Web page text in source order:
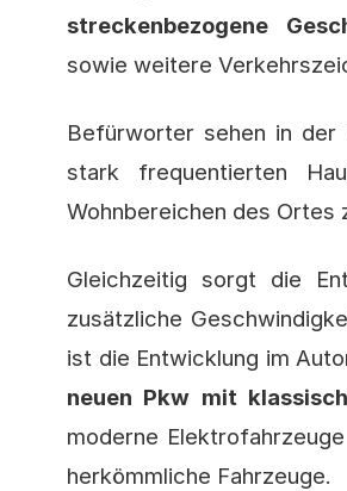
streckenbezogene
sowie weitere
Befürworter sehen in der
stark frequentierten
Wohnbereichen des Ortes
Gleichzeitig sorgt die
zusätzliche
ist die Entwicklung im
neuen Pkw mit
moderne
herkömmliche Fahrzeuge.